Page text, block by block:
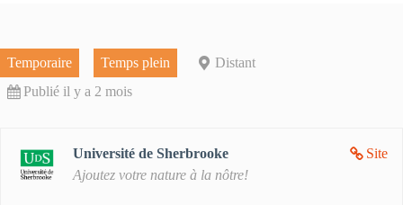
Temporaire Temps plein
Distant
Publié il y a 2 mois
Site
Université de Sherbrooke
Ajoutez votre nature à la nôtre!